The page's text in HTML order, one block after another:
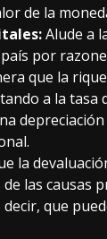
de la
Alude a
por
que la
a la tasa
la
las causas
decir, que